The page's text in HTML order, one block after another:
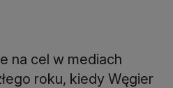
na cel w mediach
roku, kiedy Węgier